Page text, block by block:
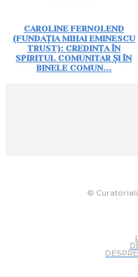
CAROLINE FERNOLEND
(FUNDAȚIA MIHAI EMINESCU
TRUST): CREDINȚA ÎN
SPIRITUL COMUNITAR ȘI ÎN
BINELE COMUN...
©